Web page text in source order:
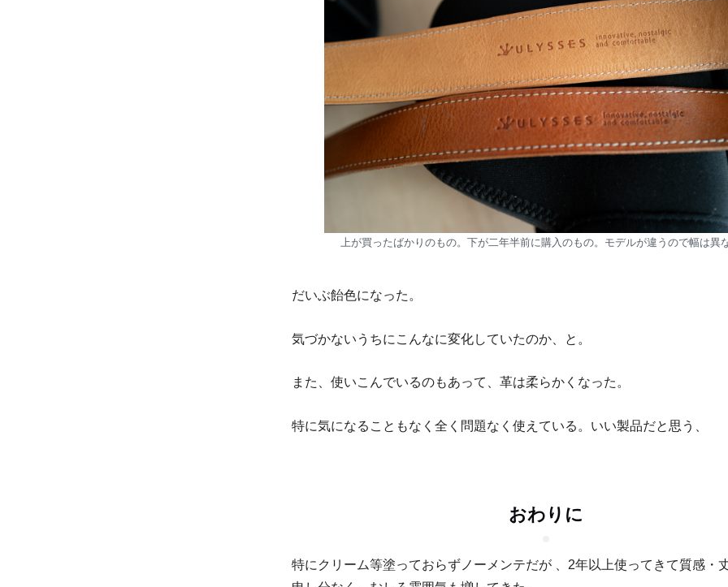
上が買ったばかりのもの。下が二年半前に購入のもの。モデルが違うので幅は異
だいぶ飴色になった。
気づかないうちにこんなに変化していたのか、と。
また、使いこんでいるのもあって、革は柔らかくなった。
特に気になることもなく全く問題なく使えている。いい製品だと思う、
おわりに
特にクリーム等塗っておらずノーメンテだが 、2年以上使ってきて質感・